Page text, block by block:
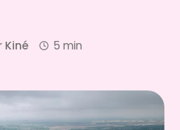
Kiné 5 min